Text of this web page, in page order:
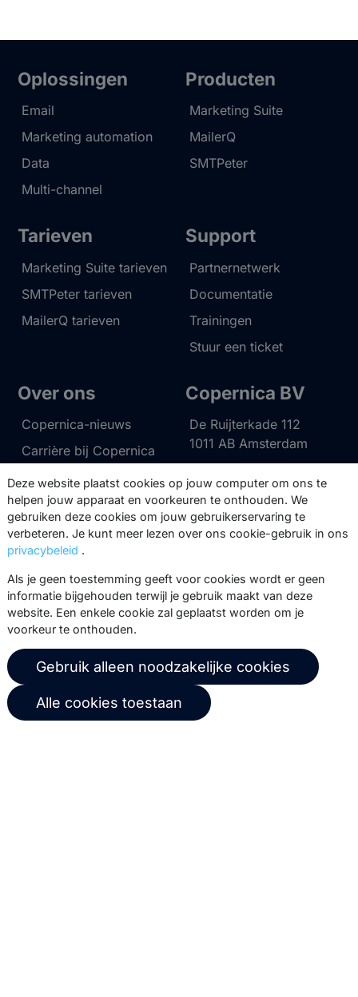
Oplossingen
Email
Marketing automation
Data
Multi-channel
Producten
Marketing Suite
MailerQ
SMTPeter
Tarieven
Marketing Suite tarieven
SMTPeter tarieven
MailerQ tarieven
Support
Partnernetwerk
Documentatie
Trainingen
Stuur een ticket
Over ons
Copernica-nieuws
Carrière bij Copernica
Neem contact op
Copernica BV
De Ruijterkade 112
1011 AB Amsterdam
info@copernica.com
Via onze nieuwsbrief blijf je op de
hoogte van onze product updates,
events, webinars, best practices en
Abonneer
Deze website plaatst cookies op jouw computer om ons te
helpen jouw apparaat en voorkeuren te onthouden. We
gebruiken deze cookies om jouw gebruikerservaring te
verbeteren. Je kunt meer lezen over ons cookie-gebruik in ons
privacybeleid .
Als je geen toestemming geeft voor cookies wordt er geen
informatie bijgehouden terwijl je gebruik maakt van deze
website. Een enkele cookie zal geplaatst worden om je
voorkeur te onthouden.
Gebruik alleen noodzakelijke cookies
Alle cookies toestaan